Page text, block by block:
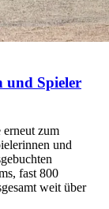
und Spieler
zum
und
fast 800
weit über